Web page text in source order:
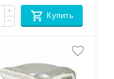
+
−
Купить